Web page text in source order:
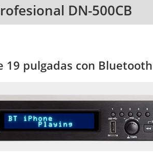
DN-500CB
19 pulgadas con